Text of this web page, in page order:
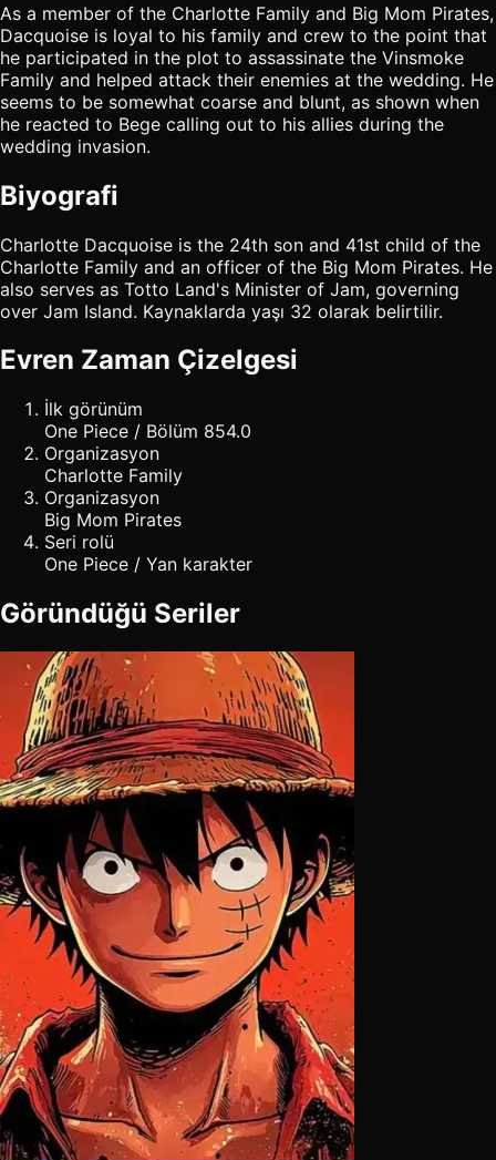
As a member of the Charlotte Family and Big Mom Pirates,
Dacquoise is loyal to his family and crew to the point that
he participated in the plot to assassinate the Vinsmoke
Family and helped attack their enemies at the wedding. He
seems to be somewhat coarse and blunt, as shown when
he reacted to Bege calling out to his allies during the
wedding invasion.
Biyografi
Charlotte Dacquoise is the 24th son and 41st child of the
Charlotte Family and an officer of the Big Mom Pirates. He
also serves as Totto Land's Minister of Jam, governing
over Jam Island. Kaynaklarda yaşı 32 olarak belirtilir.
Evren Zaman Çizelgesi
İlk görünüm
One Piece / Bölüm 854.0
Organizasyon
Charlotte Family
Organizasyon
Big Mom Pirates
Seri rolü
One Piece / Yan karakter
Göründüğü Seriler